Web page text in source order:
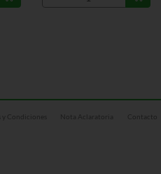
Nota Aclaratoria Contacto